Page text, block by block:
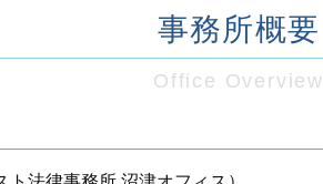
事務所概要
Office Overview